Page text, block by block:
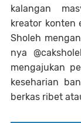
kalangan
kreator konten
Sholeh
nya
mengajukan
keseharian
berkas ribet